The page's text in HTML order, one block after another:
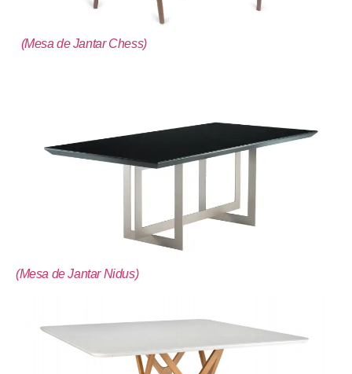
(Mesa de Jantar Chess)
(Mesa de Jantar Nidus)